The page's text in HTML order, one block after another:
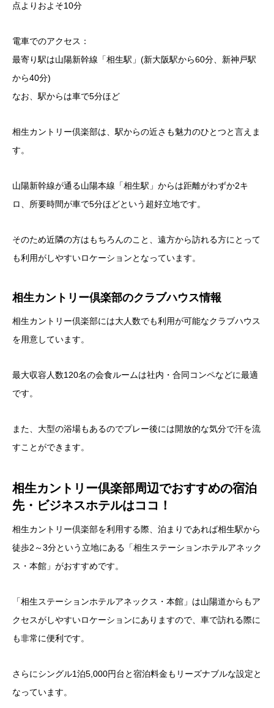
点よりおよそ10分
電車でのアクセス：
最寄り駅は山陽新幹線「相生駅」(新大阪駅から60分、新神戸駅
から40分)
なお、駅からは車で5分ほど
相生カントリー倶楽部は、駅からの近さも魅力のひとつと言えま
す。
山陽新幹線が通る山陽本線「相生駅」からは距離がわずか2キ
ロ、所要時間が車で5分ほどという超好立地です。
そのため近隣の方はもちろんのこと、遠方から訪れる方にとって
も利用がしやすいロケーションとなっています。
相生カントリー倶楽部のクラブハウス情報
相生カントリー倶楽部には大人数でも利用が可能なクラブハウス
を用意しています。
最大収容人数120名の会食ルームは社内・合同コンペなどに最適
です。
また、大型の浴場もあるのでプレー後には開放的な気分で汗を流
すことができます。
相生カントリー倶楽部周辺でおすすめの宿泊
先・ビジネスホテルはココ！
相生カントリー倶楽部を利用する際、泊まりであれば相生駅から
徒歩2～3分という立地にある「相生ステーションホテルアネック
ス・本館」がおすすめです。
「相生ステーションホテルアネックス・本館」は山陽道からもア
クセスがしやすいロケーションにありますので、車で訪れる際に
も非常に便利です。
さらにシングル1泊5,000円台と宿泊料金もリーズナブルな設定と
なっています。